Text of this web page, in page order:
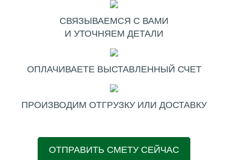
СВЯЗЫВАЕМСЯ С ВАМИ
И УТОЧНЯЕМ ДЕТАЛИ
ОПЛАЧИВАЕТЕ ВЫСТАВЛЕННЫЙ СЧЕТ
ПРОИЗВОДИМ ОТГРУЗКУ ИЛИ ДОСТАВКУ
ОТПРАВИТЬ СМЕТУ СЕЙЧАС